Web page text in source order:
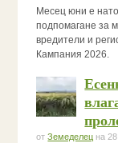
Месец юни е
подпомагане за
вредители и
Кампания 2026.
отЗемеделец на